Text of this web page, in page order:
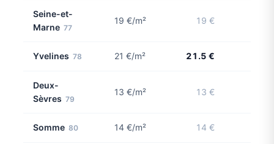
Seine-et-
Marne 77
19 €/m² 19 €
Yvelines 78 21 €/m² 21.5 €
Deux-
Sèvres 79
13 €/m² 13 €
Somme 80 14 €/m² 14 €